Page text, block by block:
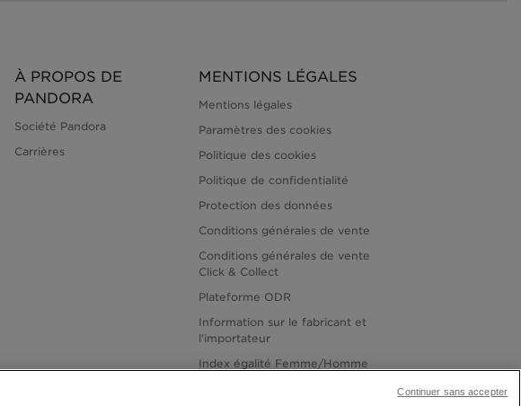
À PROPOS DE
PANDORA
Société Pandora
Carrières
MENTIONS LÉGALES
Mentions légales
Paramètres des cookies
Politique des cookies
Politique de confidentialité
Protection des données
Conditions générales de vente
Conditions générales de vente
Click & Collect
Plateforme ODR
Information sur le fabricant et
l'importateur
Index égalité Femme/Homme
Continuer sans accepter